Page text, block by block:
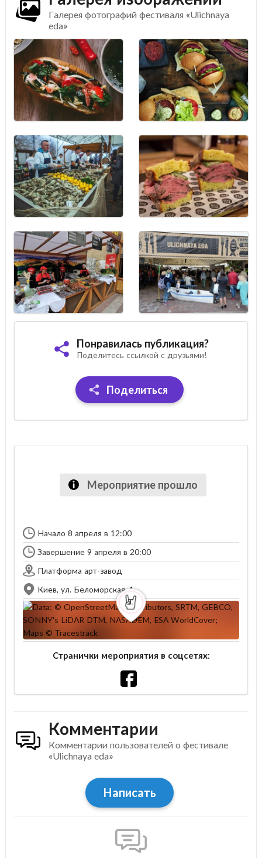
Галерея фотографий фестиваля «Ulichnaya
eda»
Понравилась публикация?
Поделитесь ссылкой с друзьями!
Поделиться
Мероприятие прошло
Начало 8 апреля в 12:00
Завершение 9 апреля в 20:00
Платформа арт-завод
Киев, ул. Беломорская, 1
Странички мероприятия в соцсетях:
Комментарии
Комментарии пользователей о фестивале
«Ulichnaya eda»
Написать